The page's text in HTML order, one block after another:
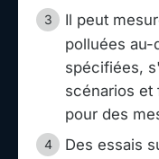
Il peut
polluées au-
spécifiées,
scénarios et
pour des
Des essais